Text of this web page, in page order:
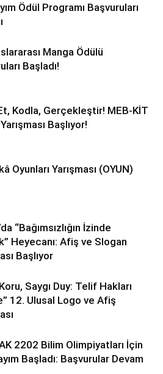
Ödül Programı Başvuruları
Manga Ödülü
Başladı!
Kodla, Gerçekleştir! MEB-KİT
Başlıyor!
Oyunları Yarışması (OYUN)
“Bağımsızlığın İzinde
Heyecanı: Afiş ve Slogan
Başlıyor
Saygı Duy: Telif Hakları
12. Ulusal Logo ve Afiş
2202 Bilim Olimpiyatları İçin
Başladı: Başvurular Devam